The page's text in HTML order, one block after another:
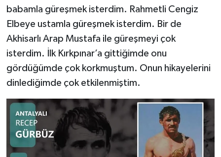
babamla güreşmek isterdim. Rahmetli Cengiz
Elbeye ustamla güreşmek isterdim. Bir de
Akhisarlı Arap Mustafa ile güreşmeyi çok
isterdim. İlk Kırkpınar’a gittiğimde onu
gördüğümde çok korkmuştum. Onun hikayelerini
dinlediğimde çok etkilenmiştim.